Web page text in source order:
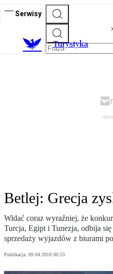
Serwisy
Turystyka
Betlej: Grecja
Widać coraz wyraźniej, że
Turcja, Egipt i Tunezja, odbija
sprzedaży wyjazdów z biurami
Publikacja: 09.04.2018 00:53